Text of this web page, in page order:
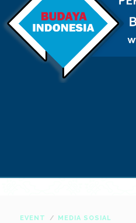
EVENT MEDIA SOSIAL